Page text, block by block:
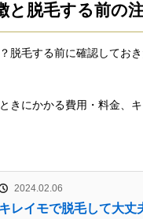
と脱毛する前の
脱毛する前に確認してお
きにかかる費用・料金、
2024.02.06
キレイモで脱毛して大丈